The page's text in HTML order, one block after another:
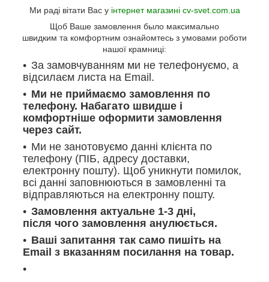
Ми раді вітати Вас у інтернет магазині cv-svet.com.ua
Щоб Ваше замовлення было максимально
швидким та комфортним ознайомтесь з умовами роботи
нашої крамниці:
За замовчуванням ми не телефонуємо, а
відсилаєм листа на Email.
Ми не приймаємо замовлення по
телефону. Набагато швидше і
комфортніше оформити замовлення
через сайт.
Ми не занотовуємо данні клієнта по
телефону (ПІБ, адресу доставки,
електронну пошту). Щоб уникнути помилок,
всі данні заповнюються в замовленні та
відправляються на електронну пошту.
Замовлення актуальне 1-3 дні,
після чого замовлення анулюється.
Ваші запитання так само пишіть на
Email з вказанням посилання на товар.